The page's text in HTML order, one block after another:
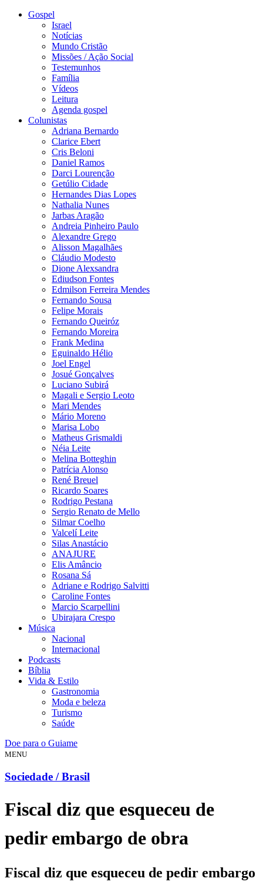
Gospel
Israel
Notícias
Mundo Cristão
Missões / Ação Social
Testemunhos
Família
Vídeos
Leitura
Agenda gospel
Colunistas
Adriana Bernardo
Clarice Ebert
Cris Beloni
Daniel Ramos
Darci Lourenção
Getúlio Cidade
Hernandes Dias Lopes
Nathalia Nunes
Jarbas Aragão
Andreia Pinheiro Paulo
Alexandre Grego
Alisson Magalhães
Cláudio Modesto
Dione Alexsandra
Ediudson Fontes
Edmilson Ferreira Mendes
Fernando Sousa
Felipe Morais
Fernando Queiróz
Fernando Moreira
Frank Medina
Eguinaldo Hélio
Joel Engel
Josué Gonçalves
Luciano Subirá
Magali e Sergio Leoto
Mari Mendes
Mário Moreno
Marisa Lobo
Matheus Grismaldi
Néia Leite
Melina Botteghin
Patrícia Alonso
René Breuel
Ricardo Soares
Rodrigo Pestana
Sergio Renato de Mello
Silmar Coelho
Valcelí Leite
Silas Anastácio
ANAJURE
Elis Amâncio
Rosana Sá
Adriane e Rodrigo Salvitti
Caroline Fontes
Marcio Scarpellini
Ubirajara Crespo
Música
Nacional
Internacional
Podcasts
Bíblia
Vida & Estilo
Gastronomia
Moda e beleza
Turismo
Saúde
Doe para o Guiame
MENU
Sociedade / Brasil
Fiscal diz que esqueceu de
pedir embargo de obra
Fiscal diz que esqueceu de pedir embargo